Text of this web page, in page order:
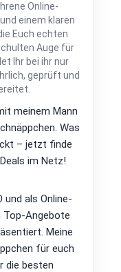
Online-
einem klaren
Euch echten
Auge für
Ihr bei ihr nur
geprüft und
meinem Mann
Was
– jetzt finde
im Netz!
und als Online-
Top-Angebote
Meine
für euch
die besten